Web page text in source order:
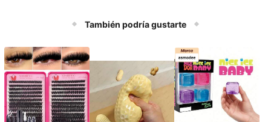
También podría gustarte